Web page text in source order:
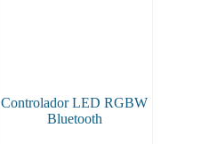
Controlador LED RGBW
Bluetooth